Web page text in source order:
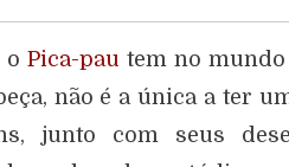
o Pica-pau tem no mundo
não é a única a ter
junto com seus